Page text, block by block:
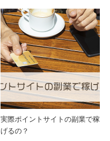
実際ポイントサイトの副業で稼
げるの？